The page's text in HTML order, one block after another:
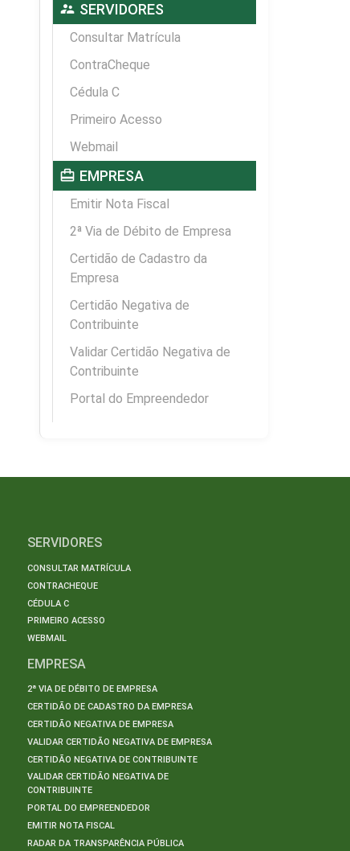
supervisor_account SERVIDORES
Consultar Matrícula
ContraCheque
Cédula C
Primeiro Acesso
Webmail
card_travel EMPRESA
Emitir Nota Fiscal
2ª Via de Débito de Empresa
Certidão de Cadastro da
Empresa
Certidão Negativa de
Contribuinte
Validar Certidão Negativa de
Contribuinte
Portal do Empreendedor
SERVIDORES
CONSULTAR MATRÍCULA
CONTRACHEQUE
CÉDULA C
PRIMEIRO ACESSO
WEBMAIL
EMPRESA
2ª VIA DE DÉBITO DE EMPRESA
CERTIDÃO DE CADASTRO DA EMPRESA
CERTIDÃO NEGATIVA DE EMPRESA
VALIDAR CERTIDÃO NEGATIVA DE EMPRESA
CERTIDÃO NEGATIVA DE CONTRIBUINTE
VALIDAR CERTIDÃO NEGATIVA DE
CONTRIBUINTE
PORTAL DO EMPREENDEDOR
EMITIR NOTA FISCAL
RADAR DA TRANSPARÊNCIA PÚBLICA